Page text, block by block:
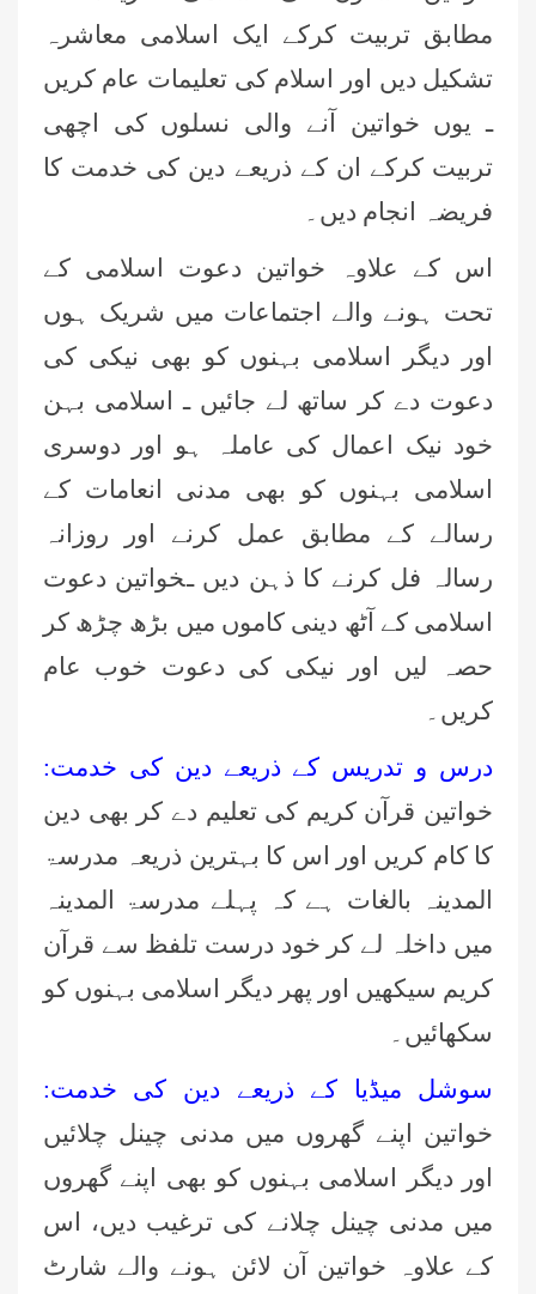
مطابق تربیت کرکے ایک اسلامی معاشرہ
تشکیل دیں اور اسلام کی تعلیمات عام کریں
ـیوں خواتین آنے والی نسلوں کی اچھی
تربیت کرکے ان کے ذریعے دین کی خدمت کا
فریضہ انجام دیں۔
اس کے علاوہ خواتین دعوت اسلامی کے
تحت ہونے والے اجتماعات میں شریک ہوں
اور دیگر اسلامی بہنوں کو بھی نیکی کی
دعوت دے کر ساتھ لے جائیںـاسلامی بہن
خود نیک اعمال کی عاملہ ہو اور دوسری
اسلامی بہنوں کو بھی مدنی انعامات کے
رسالے کے مطابق عمل کرنے اور روزانہ
رسالہ فل کرنے کا ذہن دیںـخواتین دعوت
اسلامی کے آٹھ دینی کاموں میں بڑھ چڑھ کر
حصہ لیں اور نیکی کی دعوت خوب عام
کریں۔
درس و تدریس کے ذریعے دین کی خدمت:
خواتین قرآن کریم کی تعلیم دے کر بھی دین
کا کام کریں اور اس کا بہترین ذریعہ مدرسۃ
المدینہ بالغات ہے کہ پہلے مدرسۃ المدینہ
میں داخلہ لے کر خود درست تلفظ سے قرآن
کریم سیکھیں اور پھر دیگر اسلامی بہنوں کو
سکھائیں۔
سوشل میڈیا کے ذریعے دین کی خدمت:
خواتین اپنے گھروں میں مدنی چینل چلائیں
اور دیگر اسلامی بہنوں کو بھی اپنے گھروں
میں مدنی چینل چلانے کی ترغیب دیں، اس
کے علاوہ خواتین آن لائن ہونے والے شارٹ